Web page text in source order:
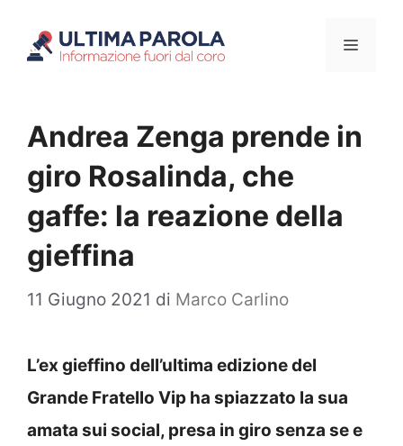
Menu
Andrea Zenga prende in
giro Rosalinda, che
gaffe: la reazione della
gieffina
11 Giugno 2021 di Marco Carlino
L’ex gieffino dell’ultima edizione del
Grande Fratello Vip ha spiazzato la sua
amata sui social, presa in giro senza se e